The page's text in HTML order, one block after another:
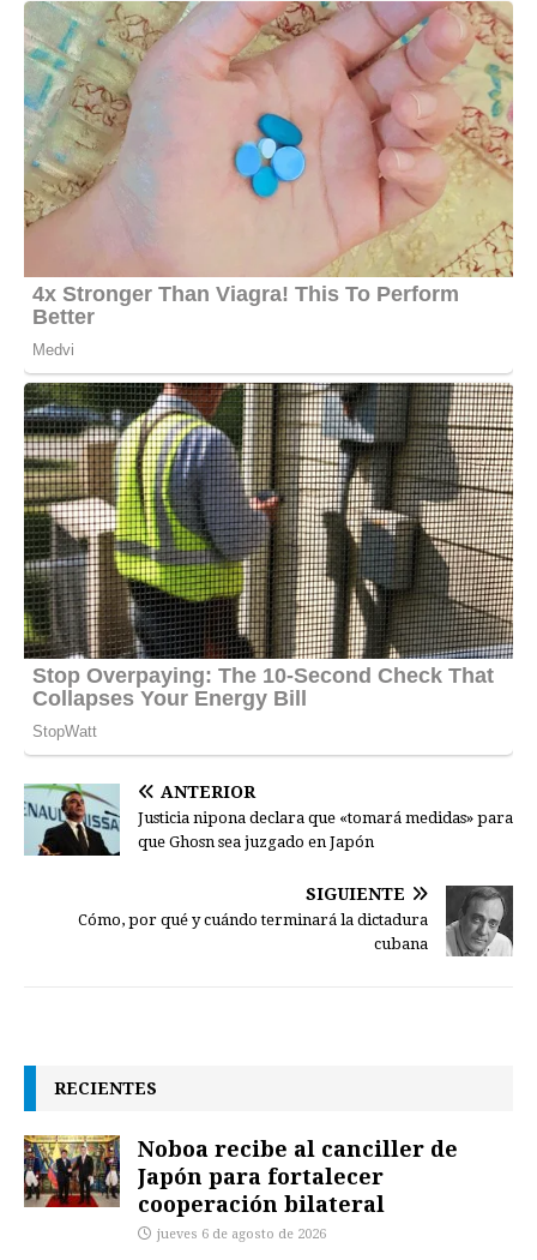
ANTERIOR
Justicia nipona declara que «tomará medidas» para
que Ghosn sea juzgado en Japón
SIGUIENTE
Cómo, por qué y cuándo terminará la dictadura
cubana
RECIENTES
Noboa recibe al canciller de
Japón para fortalecer
cooperación bilateral
jueves 6 de agosto de 2026